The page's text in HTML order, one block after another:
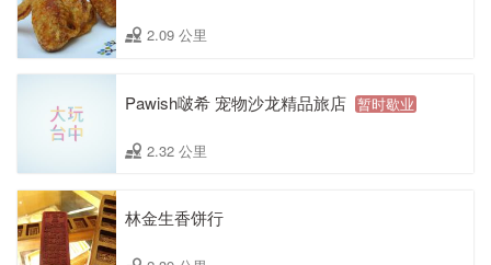
2.09 公里
Pawish啵希 宠物沙龙精品旅店 暂时歇业
2.32 公里
林金生香饼行